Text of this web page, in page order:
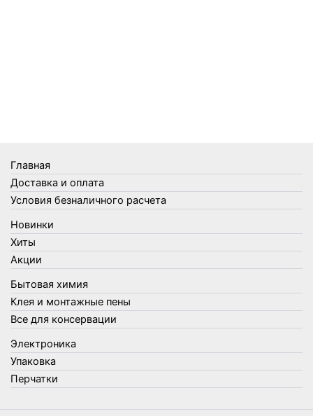
Товары для кухни
Товары для сада и огорода
Товары для туризма и отдыха
Упаковка
Утеплители и прочее
Фонари, лампы и удлинители
Хозяйственные товары
Швабры, стекломои, черенки и насадки
Шнуры, веревки и шпагаты
Электроника
Элементы питания
Главная
Доставка и оплата
Условия безналичного расчета
Новинки
Хиты
Акции
Бытовая химия
Клея и монтажные пены
Все для консервации
Электроника
Упаковка
Перчатки